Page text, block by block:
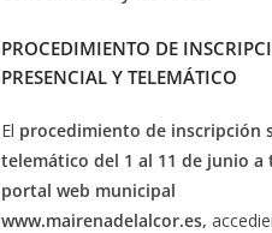
PROCEDIMIENTO DE
PRESENCIAL Y TELEMÁTICO
El procedimiento de inscripción
telemático del 1 al 11 de junio a
portal web municipal
www.mairenadelalcor.es,